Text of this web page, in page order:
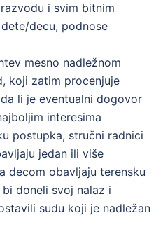
i svim bitnim
decu, podnose
mesno nadležnom
koji zatim procenjuje
li je eventualni dogovor
interesima
postupka, stručni radnici
jedan ili više
decom obavljaju terensku
doneli svoj nalaz i
sudu koji je nadležan